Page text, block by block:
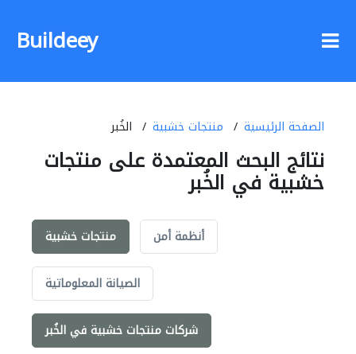
Buildeey
الصفحة الرئيسية منتجات خشبية الخُبر
نتائج البحث المعتمدة على منتجات
خشبية في الخُبر
منتجات خشبية أنظمة أمن
الصيانة المعلوماتية
شركات منتجات خشبية في الخُبر